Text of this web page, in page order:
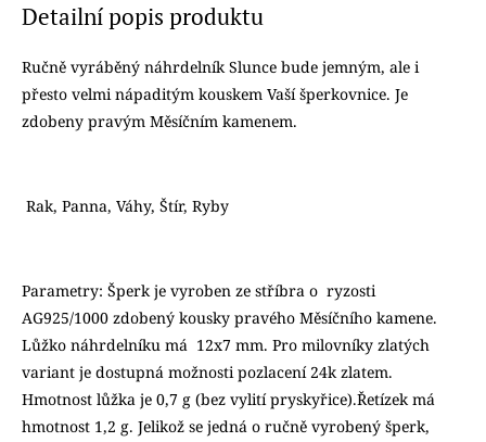
Detailní popis produktu
Ručně vyráběný náhrdelník Slunce bude jemným, ale i
přesto velmi nápaditým kouskem Vaší šperkovnice. Je
zdobeny pravým Měsíčním kamenem.
Rak, Panna, Váhy, Štír, Ryby
Parametry: Šperk je vyroben ze stříbra o ryzosti
AG925/1000 zdobený kousky pravého Měsíčního kamene.
Lůžko náhrdelníku má 12x7 mm. Pro milovníky zlatých
variant je dostupná možnosti pozlacení 24k zlatem.
Hmotnost lůžka je 0,7 g (bez vylití pryskyřice).Řetízek má
hmotnost 1,2 g. Jelikož se jedná o ručně vyrobený šperk,